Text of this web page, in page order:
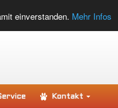
einverstanden. Mehr Infos
Kontakt